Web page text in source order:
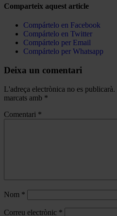
Comparteix aquest article
Compártelo en Facebook
Compártelo en Twitter
Compártelo per Email
Compártelo per Whatsapp
Deixa un comentari
L'adreça electrònica no es publicarà.
marcats amb *
Comentari *
Nom *
Correu electrònic *